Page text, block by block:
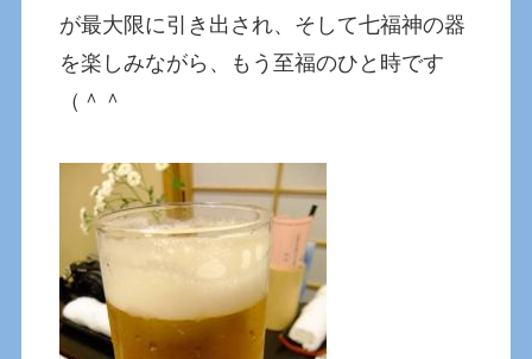
が最大限に引き出され、そして七福神の器
を楽しみながら、もう至福のひと時です
（＾＾